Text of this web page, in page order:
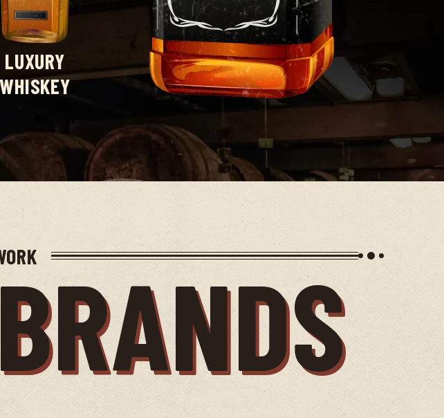
LUXURY
WHISKEY